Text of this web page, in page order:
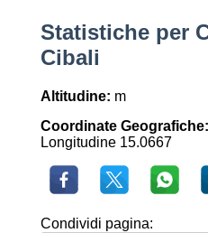
Statistiche per
Cibali
Altitudine: m
Coordinate Geografiche:
Longitudine 15.0667
Condividi pagina: